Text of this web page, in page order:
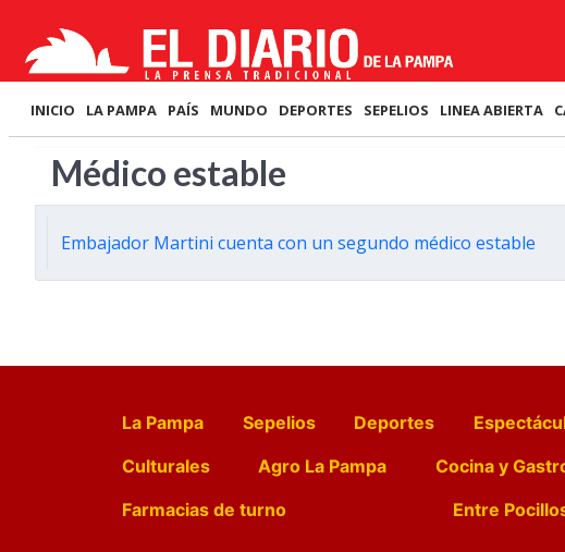
INICIO LA PAMPA PAÍS MUNDO DEPORTES SEPELIOS LINEA ABIERTA
Médico estable
Embajador Martini cuenta con un segundo médico estable
La Pampa Sepelios Deportes
Culturales
Agro La Pampa Cocina y
Farmacias de turno
Entre